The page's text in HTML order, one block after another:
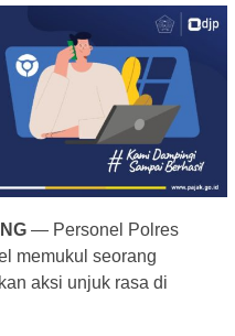
— Personel Polres
memukul seorang
aksi unjuk rasa di